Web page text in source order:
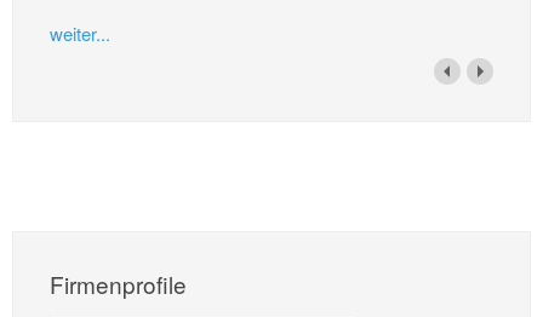
weiter...
Firmenprofile